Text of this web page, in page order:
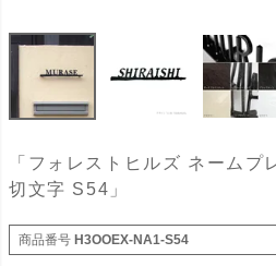
「フォレストヒルズ ネームプ
切文字 S54」
商品番号 H3OOEX-NA1-S54